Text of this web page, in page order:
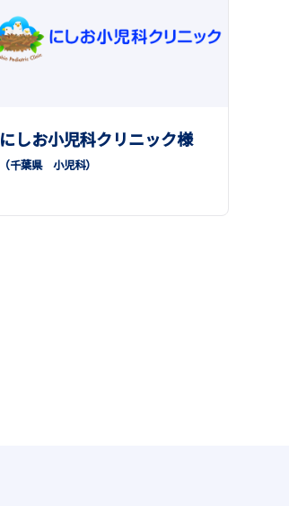
にしお小児科クリニック様
（千葉県小児科）